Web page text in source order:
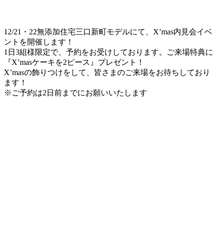
12/21・22無添加住宅三口新町モデルにて、X’mas内見会イベ
ントを開催します！
1日3組様限定で、予約をお受けしております。ご来場特典に
『X’masケーキを2ピース』プレゼント！
X’masの飾りつけをして、皆さまのご来場をお待ちしており
ます！
※ご予約は2日前までにお願いいたします